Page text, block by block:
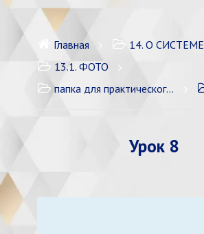
Главная
14. О СИСТЕМЕ
13.1. ФОТО
папка для практического обучения в мемберлюкс
Урок 8